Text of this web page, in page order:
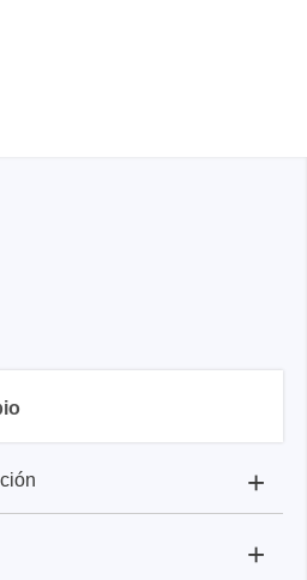
carga, circuito de arranque,
+
+